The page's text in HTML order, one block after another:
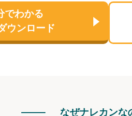
でわかる
ウンロード
なぜナレカンな